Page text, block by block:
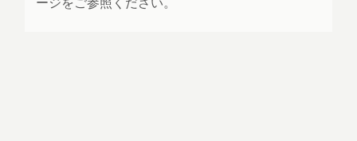
ージをご参照ください。